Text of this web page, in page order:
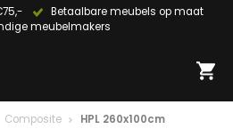
Betaalbare meubels op maat
meubelmakers
Composite HPL 260x100cm